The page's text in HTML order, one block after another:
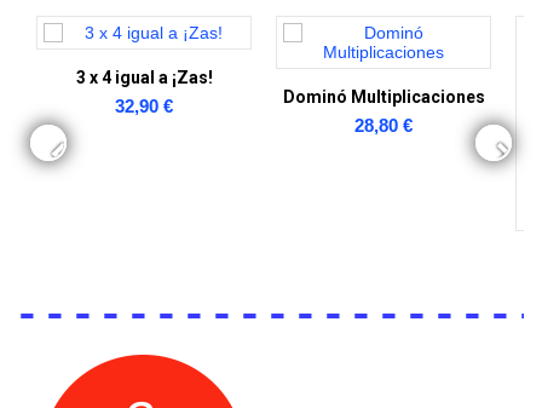
3 x 4 igual a ¡Zas!
32,90 € Dominó Multiplicaciones
28,80 €